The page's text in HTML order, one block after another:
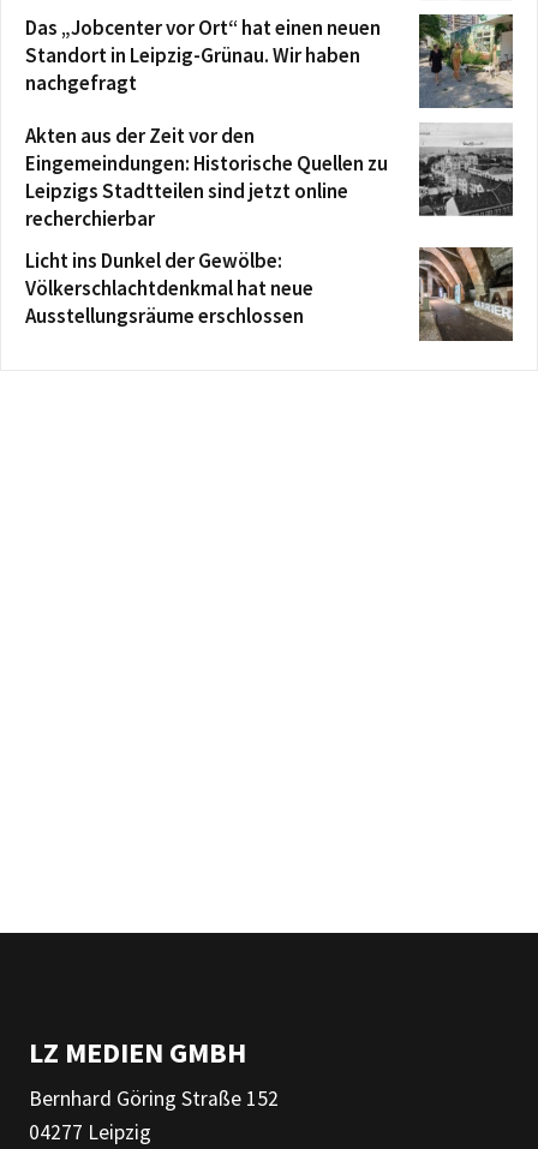
Das „Jobcenter vor Ort“ hat einen neuen
Standort in Leipzig-Grünau. Wir haben
nachgefragt
Akten aus der Zeit vor den
Eingemeindungen: Historische Quellen zu
Leipzigs Stadtteilen sind jetzt online
recherchierbar
Licht ins Dunkel der Gewölbe:
Völkerschlachtdenkmal hat neue
Ausstellungsräume erschlossen
LZ MEDIEN GMBH
Bernhard Göring Straße 152
04277 Leipzig